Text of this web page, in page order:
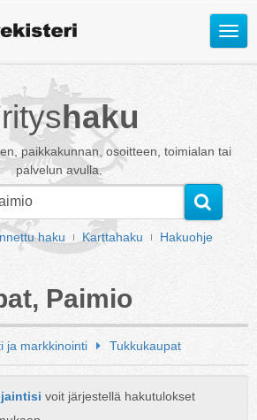
Avaa
haku
paikkakunnan, osoitteen, toimialan tai
palvelun avulla.
haku Karttahaku Hakuohje
Paimio
ja markkinointi Tukkukaupat
voit järjestellä hakutulokset